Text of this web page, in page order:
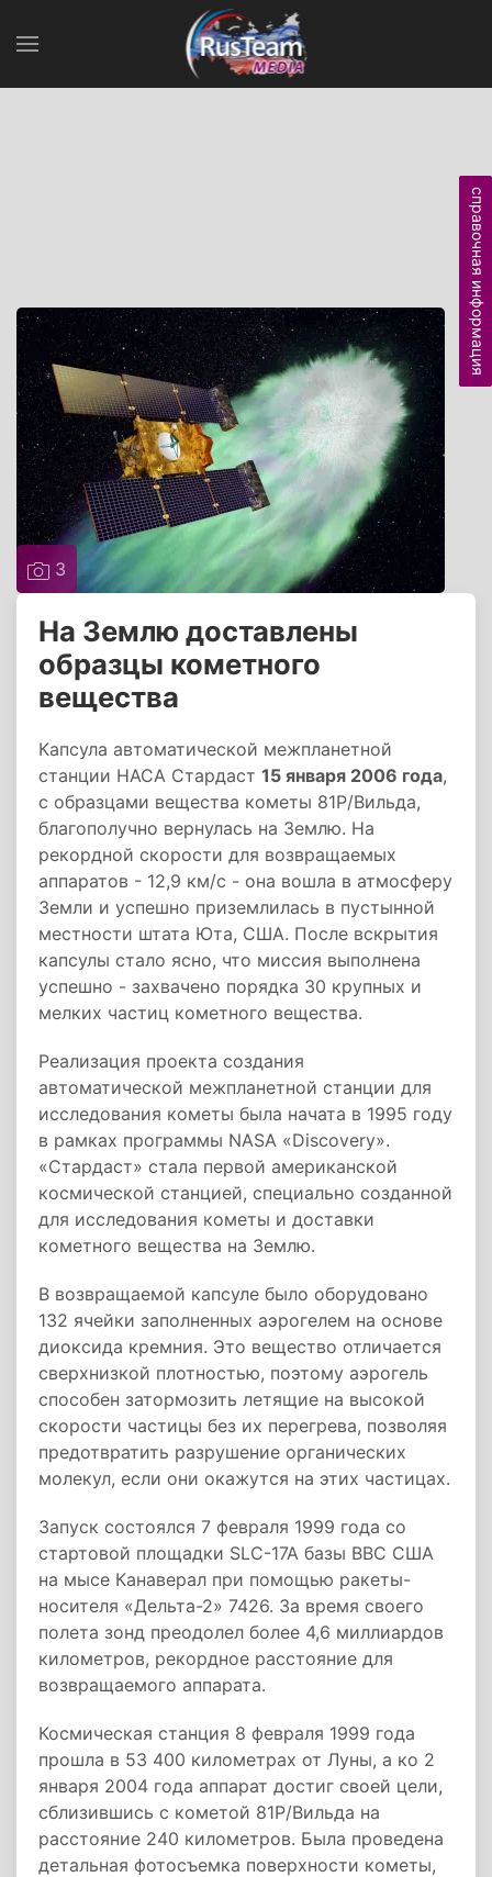
3
На Землю доставлены
образцы кометного
вещества
Капсула автоматической межпланетной
станции НАСА Стардаст 15 января 2006 года,
с образцами вещества кометы 81P/Вильда,
благополучно вернулась на Землю. На
рекордной скорости для возвращаемых
аппаратов - 12,9 км/с - она вошла в атмосферу
Земли и успешно приземлилась в пустынной
местности штата Юта, США. После вскрытия
капсулы стало ясно, что миссия выполнена
успешно - захвачено порядка 30 крупных и
мелких частиц кометного вещества.
Реализация проекта создания
автоматической межпланетной станции для
исследования кометы была начата в 1995 году
в рамках программы NASA «Discovery».
«Стардаст» стала первой американской
космической станцией, специально созданной
для исследования кометы и доставки
кометного вещества на Землю.
В возвращаемой капсуле было оборудовано
132 ячейки заполненных аэрогелем на основе
диоксида кремния. Это вещество отличается
сверхнизкой плотностью, поэтому аэрогель
способен затормозить летящие на высокой
скорости частицы без их перегрева, позволяя
предотвратить разрушение органических
молекул, если они окажутся на этих частицах.
Запуск состоялся 7 февраля 1999 года со
стартовой площадки SLC-17A базы ВВС США
на мысе Канаверал при помощью ракеты-
носителя «Дельта-2» 7426. За время своего
полета зонд преодолел более 4,6 миллиардов
километров, рекордное расстояние для
возвращаемого аппарата.
Космическая станция 8 февраля 1999 года
прошла в 53 400 километрах от Луны, а ко 2
января 2004 года аппарат достиг своей цели,
сблизившись с кометой 81P/Вильда на
расстояние 240 километров. Была проведена
детальная фотосъемка поверхности кометы,
справочная информация